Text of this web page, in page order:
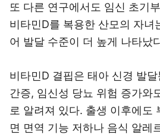
또 다른 연구에서도 임신 초기
비타민D를 복용한 산모의 자녀
어 발달 수준이 더 높게 나타났
비타민D 결핍은 태아 신경 발
간증, 임신성 당뇨 위험 증가와
로 알려져 있다. 출생 이후에도
면 면역 기능 저하나 음식 알레